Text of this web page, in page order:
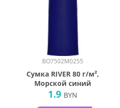
BO7502M0255
Сумка RIVER 80 г/м²,
Морской синий
1.9 BYN